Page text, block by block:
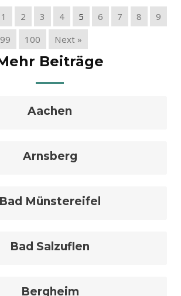
1 2 3 4 5 6 7 8
9
99 100 Next »
Beiträge
Aachen
Arnsberg
Bad Münstereifel
Bad Salzuflen
Bergheim